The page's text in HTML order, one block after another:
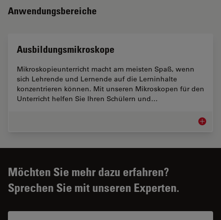
Anwendungsbereiche
Ausbildungsmikroskope
Mikroskopieunterricht macht am meisten Spaß, wenn
sich Lehrende und Lernende auf die Lerninhalte
konzentrieren können. Mit unseren Mikroskopen für den
Unterricht helfen Sie Ihren Schülern und…
Möchten Sie mehr dazu erfahren?
Sprechen Sie mit unseren Experten.